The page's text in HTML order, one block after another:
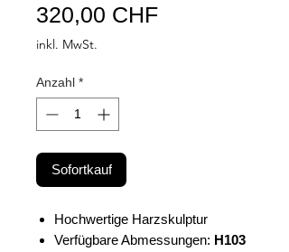
320,00 CHFPreis
inkl. MwSt.
Anzahl *
Sofortkauf
Hochwertige Harzskulptur
Verfügbare Abmessungen: H103